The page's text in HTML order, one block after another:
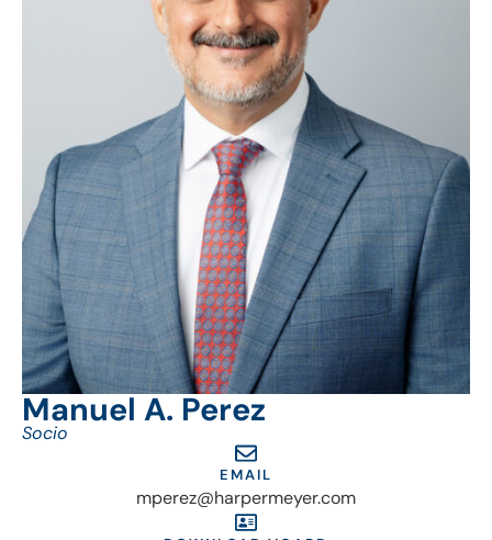
Manuel A. Perez
Socio
EMAIL
mperez@harpermeyer.com